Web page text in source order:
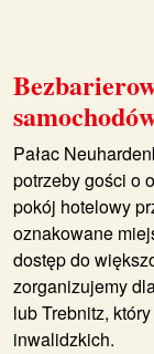
Pałac
potrzeby gości o
pokój hotelowy
oznakowane
dostęp do
zorganizujemy
lub Trebnitz,
inwalidzkich.